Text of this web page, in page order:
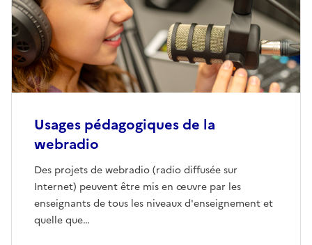
Usages pédagogiques de la
webradio
Des projets de webradio (radio diffusée sur
Internet) peuvent être mis en œuvre par les
enseignants de tous les niveaux d'enseignement et
quelle que…